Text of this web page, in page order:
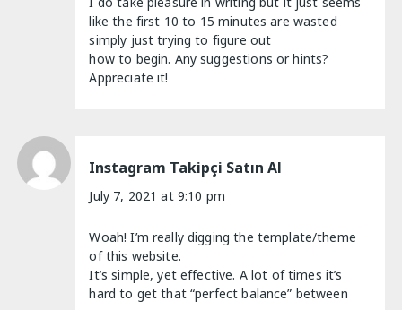
like the first 10 to 15 minutes are wasted
simply just trying to figure out
how to begin. Any suggestions or hints?
Appreciate it!
Instagram Takipçi Satın Al
July 7, 2021 at 9:10 pm
Woah! I’m really digging the template/theme
of this website.
It’s simple, yet effective. A lot of times it’s
hard to get that “perfect balance” between